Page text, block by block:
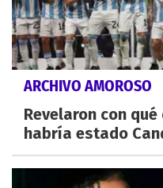
ARCHIVO AMOROSO
Revelaron con
habría estado